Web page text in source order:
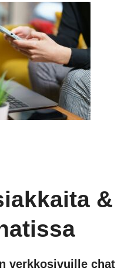
&
verkkosivuille chat